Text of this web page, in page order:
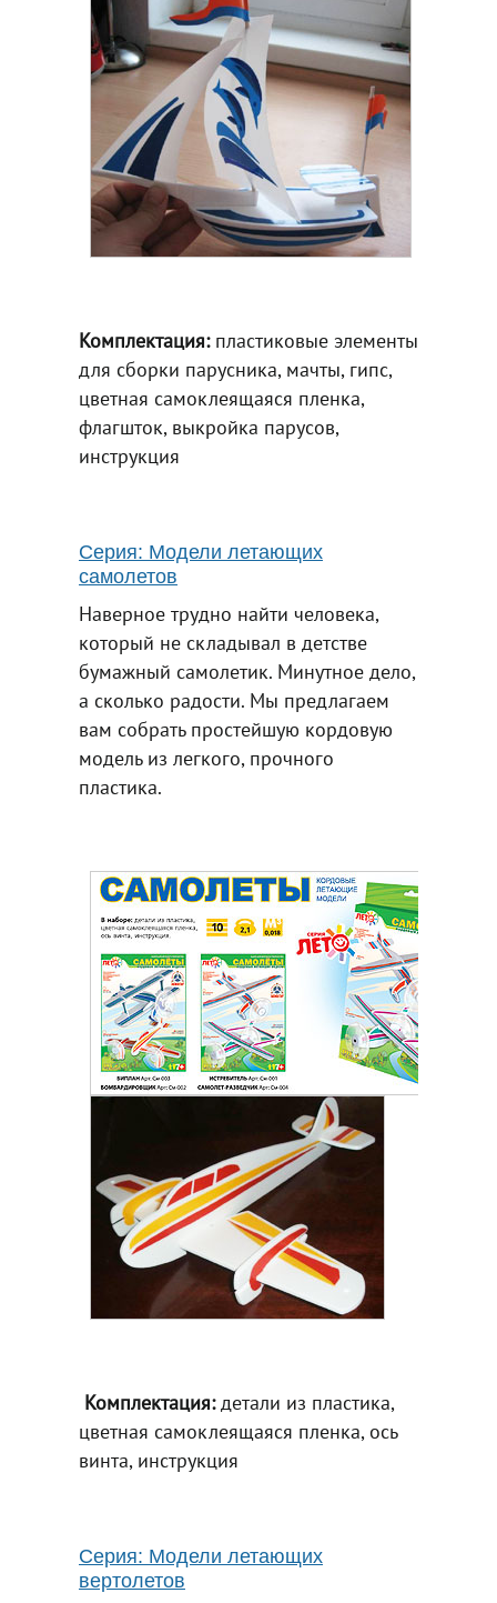
Комплектация:пластиковые элементы
для сборки парусника, мачты, гипс,
цветная самоклеящаяся пленка,
флагшток, выкройка парусов,
инструкция
Серия: Модели летающих
самолетов
Наверное трудно найти человека,
который не складывал в детстве
бумажный самолетик. Минутное дело,
а сколько радости. Мы предлагаем
вам собрать простейшую кордовую
модель из легкого, прочного
пластика.
Комплектация:детали из пластика,
цветная самоклеящаяся пленка, ось
винта, инструкция
Серия: Модели летающих
вертолетов